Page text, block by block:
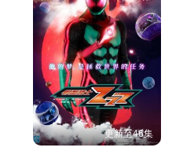
更新至46集